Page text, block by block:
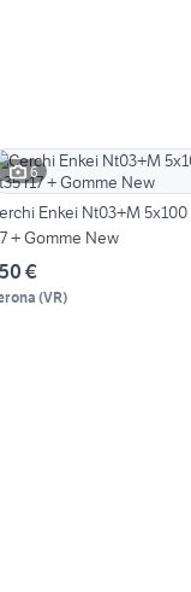
6
Enkei Nt03+M 5x100
+ Gomme New
€
(VR)